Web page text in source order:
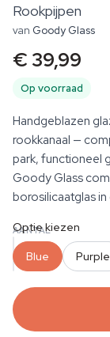
Rookpijpen
van Goody Glass
€ 39,99
Op voorraad
Handgeblazen
rookkanaal —
park, functioneel
Goody Glass
borosilicaatglas in
AANTAL
Optie kiezen
Blue Purple